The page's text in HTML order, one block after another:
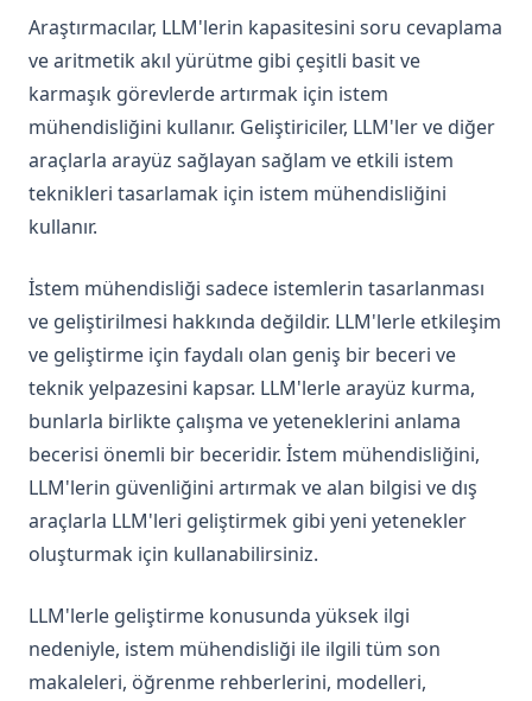
mistral-large
mixtral-8x22b
Riskler ve Kötüye Kullanımlar
Düşmanca İstemler
Gerçeklik
Önyargılar
RAG for LLMs
Trustworthiness in LLMs
groq
guided-cot
infini-attention
llm-reasoning
llm-tokenization
rag-faithfulness
rag_hallucinations
Araştırmacılar, LLM'lerin kapasitesini soru cevaplama
ve aritmetik akıl yürütme gibi çeşitli basit ve
karmaşık görevlerde artırmak için istem
mühendisliğini kullanır. Geliştiriciler, LLM'ler ve diğer
araçlarla arayüz sağlayan sağlam ve etkili istem
teknikleri tasarlamak için istem mühendisliğini
kullanır.
İstem mühendisliği sadece istemlerin tasarlanması
ve geliştirilmesi hakkında değildir. LLM'lerle etkileşim
ve geliştirme için faydalı olan geniş bir beceri ve
teknik yelpazesini kapsar. LLM'lerle arayüz kurma,
bunlarla birlikte çalışma ve yeteneklerini anlama
becerisi önemli bir beceridir. İstem mühendisliğini,
LLM'lerin güvenliğini artırmak ve alan bilgisi ve dış
araçlarla LLM'leri geliştirmek gibi yeni yetenekler
oluşturmak için kullanabilirsiniz.
LLM'lerle geliştirme konusunda yüksek ilgi
nedeniyle, istem mühendisliği ile ilgili tüm son
makaleleri, öğrenme rehberlerini, modelleri,